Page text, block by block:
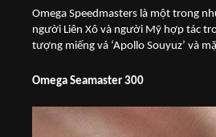
Omega Speedmasters là một trong
người Liên Xô và người Mỹ hợp tác
tượng miếng vá ‘Apollo Souyuz’ và
Omega Seamaster 300